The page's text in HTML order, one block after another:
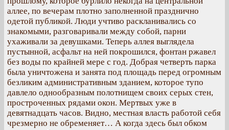
аллее, по вечерам плотно заполненной празднично
одетой публикой. Люди учтиво раскланивались со
знакомыми, разговаривали между собой, парни
ухаживали за девушками. Теперь аллея выглядела
пустынной, асфальт на ней покрошился, фонтан ржавел
без воды по крайней мере с год. Добрая четверть парка
была уничтожена и занята под площадь перед огромным
безликим административным зданием, которое тупо
давлело однообразным полотнищем своих серых стен,
простроченных рядами окон. Мертвых уже в
девятнадцать часов. Видно, местная власть работой себя
чрезмерно не обременяет… А когда здесь был обком